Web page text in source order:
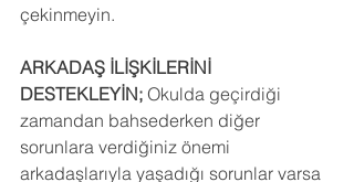
çekinmeyin.
ARKADAŞ İLİŞKİLERİNİ
DESTEKLEYİN; Okulda geçirdiği
zamandan bahsederken diğer
sorunlara verdiğiniz önemi
arkadaşlarıyla yaşadığı sorunlar varsa